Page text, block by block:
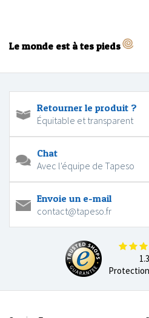
Le monde est à tes pieds
Retourner le produit ?
Équitable et transparent
Chat
Avec l'équipe de Tapeso
Envoie un e-mail
contact@tapeso.fr